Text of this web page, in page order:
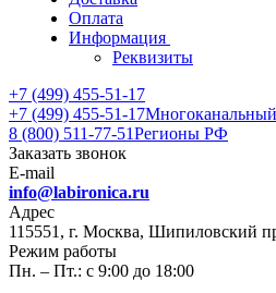
Оплата
Информация
Реквизиты
+7 (499) 455-51-17
+7 (499) 455-51-17Многоканальный
8 (800) 511-77-51Регионы РФ
Заказать звонок
E-mail
info@labironica.ru
Адрес
115551, г. Москва,
Режим работы
Пн. – Пт.: с 9:00 до 18:00